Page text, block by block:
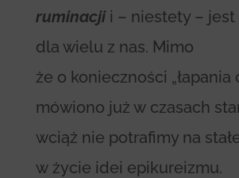
ruminacji i – niestety –
dla wielu z nas. Mimo
że o konieczności „łapania
mówiono już w czasach
wciąż nie potrafimy na
w życie idei epikureizmu.